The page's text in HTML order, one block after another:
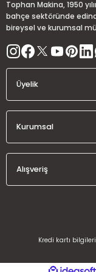
Bu ürüne benzer
Tophan Makina, 1950
bahçe sektöründe
bireysel ve kurumsal
Üyelik
Kurumsal
Alışveriş
Kredi kartı